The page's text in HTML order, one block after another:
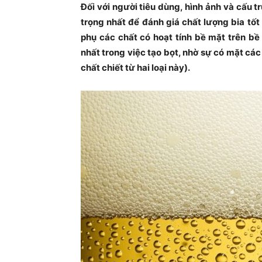
Đối với người tiêu dùng, hình ảnh và cấu
trọng nhất để đánh giá chất lượng bia
phụ các chất có hoạt tính bề mặt trên bề
nhất trong việc tạo bọt, nhờ sự có mặt
chất chiết từ hai loại này).